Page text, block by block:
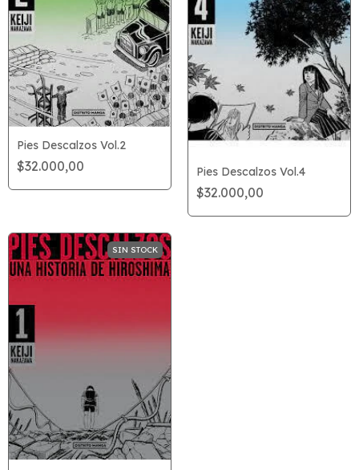
Pies Descalzos Vol.2
$32.000,00 Pies Descalzos Vol.4
$32.000,00
SIN STOCK